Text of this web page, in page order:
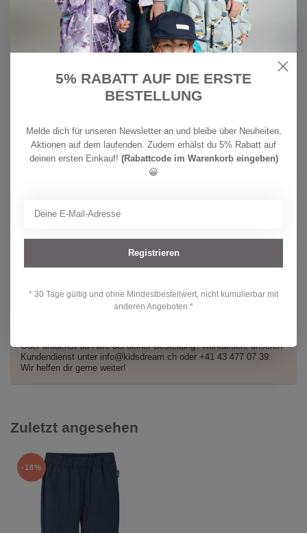
REIMA
Reima Kinder BugProof Hose
Punkiton Navy
Nicht auf Lager
CHF
64,90
CHF
49,90
Reima Kinder BugProof 2in1 Hose
CHF
59,90
Reima Kinder BugProof Hose
CHF
REIMA
Reima Kinder BugProof 2in1 Hose
Surina Stone Green
CHF
Oder brauchst du Hilfe bei deiner Bestellung? Kontaktiere unseren
Kundendienst unter info@kidsdream.ch oder +41 43 477 07 39.
Wir helfen dir gerne weiter!
Zuletzt angesehen
-18%
5% RABATT AUF DIE ERSTE
BESTELLUNG
Melde dich für unseren Newsletter an und bleibe über Neuheiten,
Aktionen auf dem laufenden. Zudem erhälst du 5% Rabatt auf
deinen ersten Einkauf! (Rabattcode im Warenkorb eingeben)
😀
Registrieren
* 30 Tage gültig und ohne Mindestbestellwert, nicht kumulierbar mit
anderen Angeboten *